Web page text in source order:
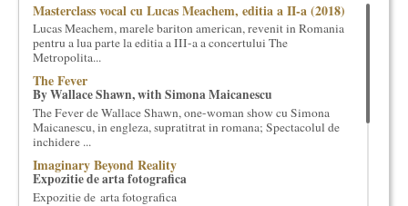
inceput cu muzica clasica - si de aici numele -, insa acum
dezvoltam proiecte si in alte domenii ale culturii.
Facem management cultural, dezvoltam si administram proiecte
proprii sau preluate, modele si sisteme de finantare, marketing
cultural si consultanta. Organizam concursuri, concerte si
evenimente culturale, private sau publice, tinem cursuri de
cultura generala muzicala, teatrala, filosofica si de alte feluri.
cei care il finantateaza sunt in rubricile de mai jos.
Masterclass vocal cu Lucas Meachem, editia a II-a (2018)
Lucas Meachem, marele bariton american, revenit in Romania
pentru a lua parte la editia a III-a a concertului The
Metropolita...
The Fever
By Wallace Shawn, with Simona Maicanescu
The Fever de Wallace Shawn, one-woman show cu Simona
Maicanescu, in engleza, supratitrat in romana; Spectacolul de
inchidere ...
Imaginary Beyond Reality
Expozitie de arta fotografica
Expozitie de arta fotografica